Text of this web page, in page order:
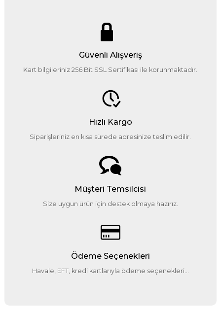
Güvenli Alışveriş
Kart bilgileriniz 256 Bit SSL Sertifikası ile korunmaktadır.
Hızlı Kargo
Siparişleriniz en kısa sürede adresinize teslim edilir.
Müşteri Temsilcisi
Size uygun ürün için destek olmaya hazırız.
Ödeme Seçenekleri
Havale, EFT, kredi kartlarıyla ödeme seçenekleri...